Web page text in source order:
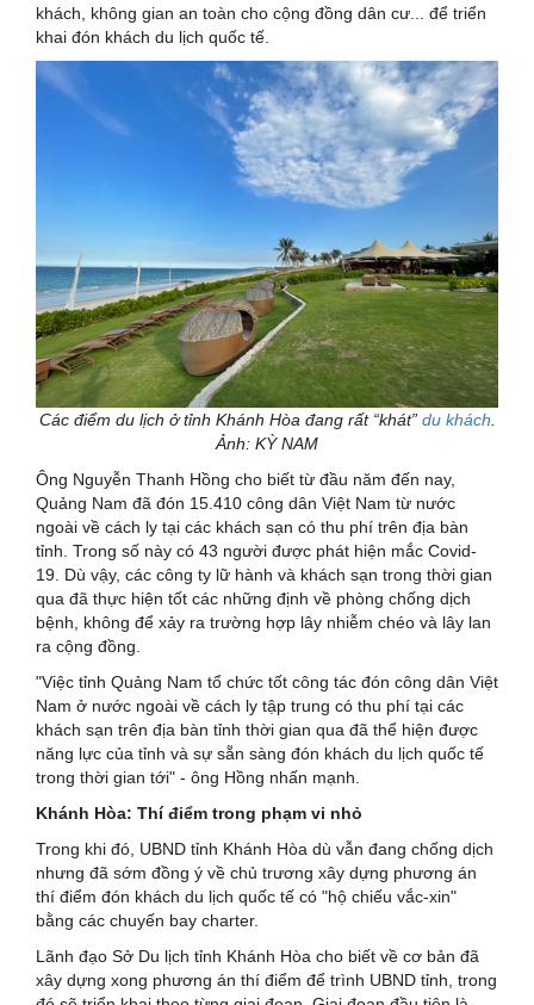
khách, không gian an toàn cho cộng đồng dân cư... để triển
khai đón khách du lịch quốc tế.
Các điểm du lịch ở tỉnh Khánh Hòa đang rất “khát” du khách
Ảnh: KỲ NAM
Ông Nguyễn Thanh Hồng cho biết từ đầu năm đến nay,
Quảng Nam đã đón 15.410 công dân Việt Nam từ nước
ngoài về cách ly tại các khách sạn có thu phí trên địa bàn
tỉnh. Trong số này có 43 người được phát hiện mắc Covid-
19. Dù vậy, các công ty lữ hành và khách sạn trong thời gian
qua đã thực hiện tốt các những định về phòng chống dịch
bệnh, không để xảy ra trường hợp lây nhiễm chéo và lây lan
ra cộng đồng.
"Việc tỉnh Quảng Nam tổ chức tốt công tác đón công dân Việt
Nam ở nước ngoài về cách ly tập trung có thu phí tại các
khách sạn trên địa bàn tỉnh thời gian qua đã thể hiện được
năng lực của tỉnh và sự sẵn sàng đón khách du lịch quốc tế
trong thời gian tới" - ông Hồng nhấn mạnh.
Khánh Hòa: Thí điểm trong phạm vi nhỏ
Trong khi đó, UBND tỉnh Khánh Hòa dù vẫn đang chống dịch
nhưng đã sớm đồng ý về chủ trương xây dựng phương án
thí điểm đón khách du lịch quốc tế có "hộ chiếu vắc-xin"
bằng các chuyến bay charter.
Lãnh đạo Sở Du lịch tỉnh Khánh Hòa cho biết về cơ bản đã
xây dựng xong phương án thí điểm để trình UBND tỉnh, trong